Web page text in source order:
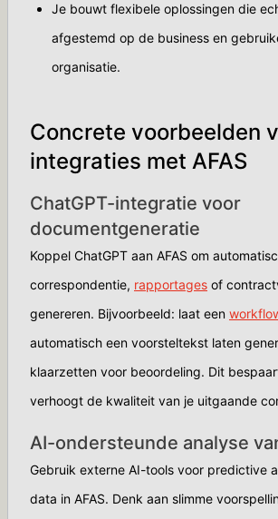
Je bouwt flexibele oplossingen die
afgestemd op de business en
organisatie.
Concrete voorbeelden
integraties met AFAS
ChatGPT-integratie voor
documentgeneratie
Koppel ChatGPT aan AFAS om
correspondentie, rapportages of
genereren. Bijvoorbeeld: laat een
automatisch een voorsteltekst laten
klaarzetten voor beoordeling. Dit
verhoogt de kwaliteit van je uitgaande
AI-ondersteunde analyse
Gebruik externe AI-tools voor predictive
data in AFAS. Denk aan slimme